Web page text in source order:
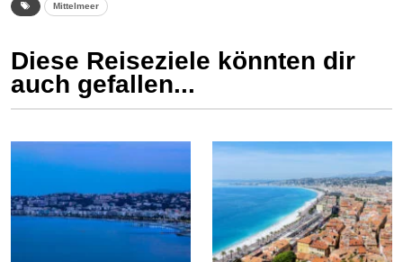
Mittelmeer
Diese Reiseziele könnten dir
auch gefallen...